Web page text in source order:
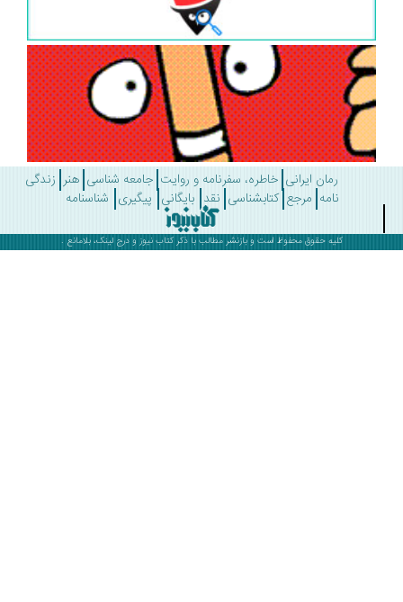
رمان ایرانی خاطره، سفرنامه و روایت جامعه شناسی هنر زندگی
مرجع کتابشناسی نقد بایگانی پیگیری شناسنامه
کلیه حقوق محفوظ است و بازنشر مطالب با ذکرکتاب نیوز و درج لینک، بلامانع .